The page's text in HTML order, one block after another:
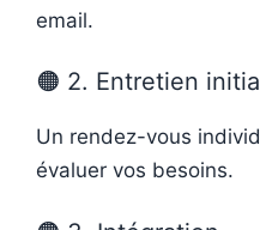
email.
🟠 2. Entretien
Un rendez-vous
évaluer vos besoins.